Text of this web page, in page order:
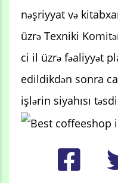
nəşriyyat və
üzrə Texniki
ci il üzrə fəaliyyət
edildikdən sonra
işlərin siyahısı